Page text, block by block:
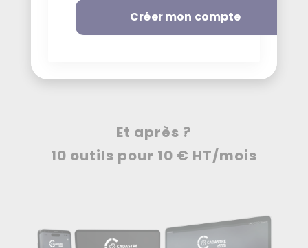
Créer mon compte
Et après ?
10 outils pour 10 € HT/mois